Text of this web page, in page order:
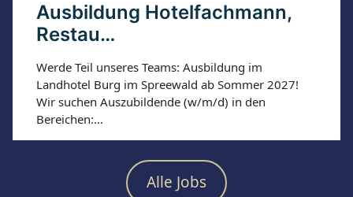
Ausbildung Hotelfachmann,
Restau…
Werde Teil unseres Teams: Ausbildung im
Landhotel Burg im Spreewald ab Sommer 2027!
Wir suchen Auszubildende (w/m/d) in den
Bereichen:...
Alle Jobs